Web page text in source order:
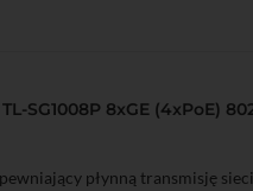
SG1008P 8xGE (4xPoE)
płynną transmisję